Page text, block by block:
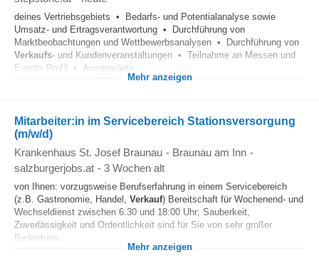
deines Vertriebsgebiets • Bedarfs- und Potentialanalyse sowie
Umsatz- und Ertragsverantwortung • Durchführung von
Marktbeobachtungen und Wettbewerbsanalysen • Durchführung von
Verkaufs- und Kundenveranstaltungen • Teilnahme an Messen und
Events Profil • Ausgeprägte...
Mehr anzeigen
Mitarbeiter:in im Servicebereich Stationsversorgung
(m/w/d)
Krankenhaus St. Josef Braunau - Braunau am Inn -
salzburgerjobs.at - 3 Wochen alt
von Ihnen: vorzugsweise Berufserfahrung in einem Servicebereich
(z.B. Gastronomie, Handel, Verkauf) Bereitschaft für Wochenend- und
Wechseldienst zwischen 6:30 und 18:00 Uhr; Sauberkeit,
Zuverlässigkeit und Ordentlichkeit sind für Sie von sehr großer
Bedeutung...
Mehr anzeigen